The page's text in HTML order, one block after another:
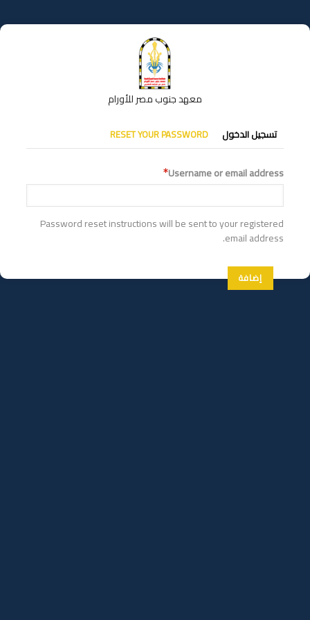
إلى
المحتوى
معهد جنوب مصر للأورام
التبويبات
الأساسية
تسجيل الدخول RESET YOUR PASSWORD
Username or email address
Password reset instructions will be sent to your registered
email address.